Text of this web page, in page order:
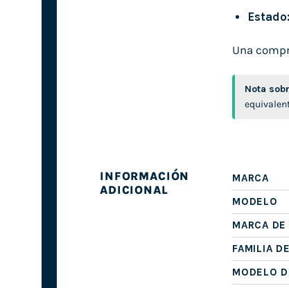
Estado:
Una
Nota
INFORMACIÓN
ADICIONAL
MARCA
MODELO
MARCA
FAMILIA
MODELO